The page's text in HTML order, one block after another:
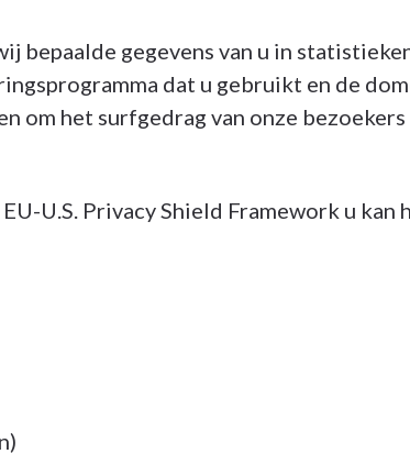
bepaalde gegevens van u in
dat u gebruikt en de
om het surfgedrag van onze
U.S. Privacy Shield Framework u